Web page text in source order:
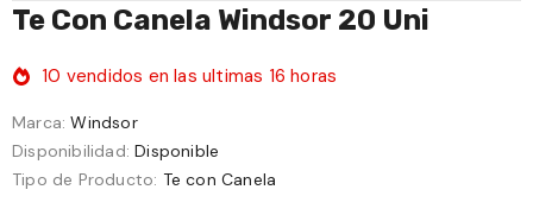
Te Con Canela Windsor 20 Uni
10 vendidos en las ultimas 16 horas
Marca: Windsor
Disponibilidad: Disponible
Tipo de Producto: Te con Canela